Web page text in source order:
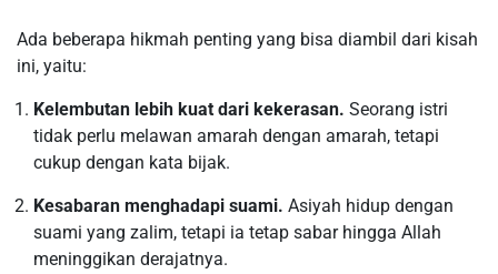
Ada beberapa hikmah penting yang bisa diambil dari kisah
ini, yaitu:
Kelembutan lebih kuat dari kekerasan. Seorang istri
tidak perlu melawan amarah dengan amarah, tetapi
cukup dengan kata bijak.
Kesabaran menghadapi suami. Asiyah hidup dengan
suami yang zalim, tetapi ia tetap sabar hingga Allah
meninggikan derajatnya.